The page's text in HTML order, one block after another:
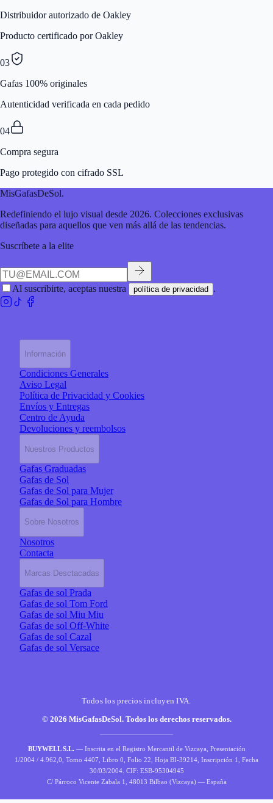
Distribuidor autorizado de Oakley
Producto certificado por Oakley
03
Gafas 100% originales
Autenticidad verificada en cada pedido
04
Compra segura
Pago protegido con cifrado SSL
MisGafasDeSol.
Redefiniendo el lujo visual desde 2026. Colecciones exclusivas
diseñadas para aquellos que ven más allá de las tendencias.
Suscríbete a la elite
Al suscribirte, aceptas nuestra política de privacidad .
Información
Condiciones Generales
Aviso Legal
Política de Privacidad y Cookies
Envíos y Entregas
Centro de Ayuda
Devoluciones y reembolsos
Nuestros Productos
Gafas Graduadas
Gafas de Sol
Gafas de Sol para Mujer
Gafas de Sol para Hombre
Sobre Nosotros
Nosotros
Contacta
Marcas Desctacadas
Gafas de sol Prada
Gafas de sol Tom Ford
Gafas de sol Miu Miu
Gafas de sol Off-White
Gafas de sol Cazal
Gafas de sol Versace
Todos los precios incluyen IVA.
© 2026 MisGafasDeSol. Todos los derechos reservados.
BUYWELL S.L. — Inscrita en el Registro Mercantil de Vizcaya, Presentación
1/2004 / 4.962,0, Tomo 4407, Libro 0, Folio 22, Hoja BI-39214, Inscripción 1, Fecha
30/03/2004. CIF: ESB-95304945
C/ Párroco Vicente Zabala 1, 48013 Bilbao (Vizcaya) — España